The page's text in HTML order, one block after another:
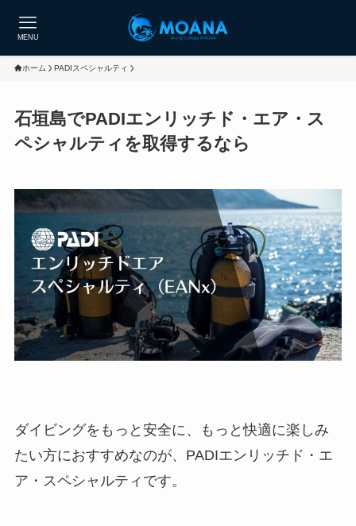
MENU
ホーム PADIスペシャルティ
石垣島でPADIエンリッチド・エア・ス
ペシャルティを取得するなら
ダイビングをもっと安全に、もっと快適に楽しみ
たい方におすすめなのが、PADIエンリッチド・エ
ア・スペシャルティです。